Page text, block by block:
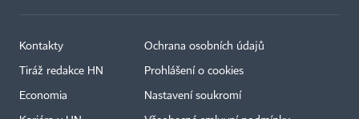
Kontakty
Tiráž redakce HN
Economia
Ochrana osobních údajů
Prohlášení o cookies
Nastavení soukromí